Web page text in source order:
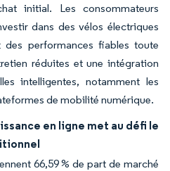
initial. Les consommateurs
dans des vélos électriques
performances fiables toute
réduites et une intégration
intelligentes, notamment les
de mobilité numérique.
en ligne met au défi le
66,59 % de part de marché